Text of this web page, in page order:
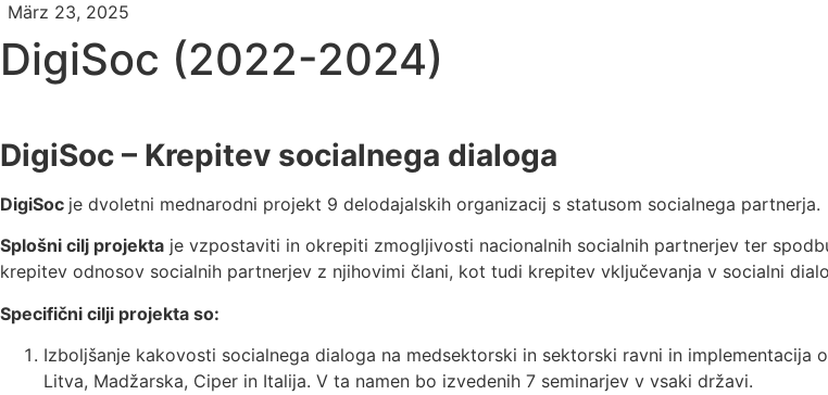
März 23, 2025
DigiSoc (2022-2024)
DigiSoc – Krepitev socialnega dialoga
DigiSoc je dvoletni mednarodni projekt 9 delodajalskih organizacij s statusom socialnega partnerja.
Splošni cilj projekta je vzpostaviti in okrepiti zmogljivosti nacionalnih socialnih partnerjev ter
krepitev odnosov socialnih partnerjev z njihovimi člani, kot tudi krepitev vključevanja v socialni
Specifični cilji projekta so:
Izboljšanje kakovosti socialnega dialoga na medsektorski in sektorski ravni in implementacija
Litva, Madžarska, Ciper in Italija. V ta namen bo izvedenih 7 seminarjev v vsaki državi.